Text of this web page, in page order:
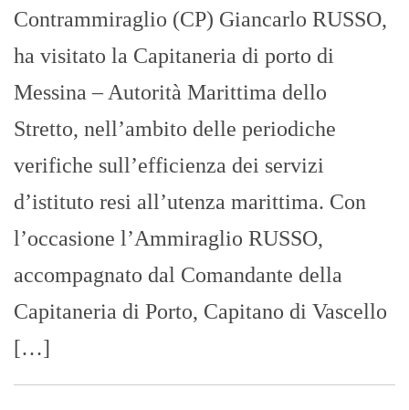
Contrammiraglio (CP) Giancarlo RUSSO,
ha visitato la Capitaneria di porto di
Messina – Autorità Marittima dello
Stretto, nell’ambito delle periodiche
verifiche sull’efficienza dei servizi
d’istituto resi all’utenza marittima. Con
l’occasione l’Ammiraglio RUSSO,
accompagnato dal Comandante della
Capitaneria di Porto, Capitano di Vascello
[…]